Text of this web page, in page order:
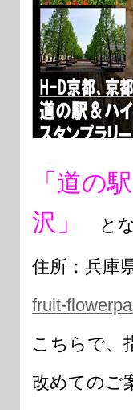
「道の
沢」
とな
住所：兵庫
fruit-
こちらで、
改めてのご